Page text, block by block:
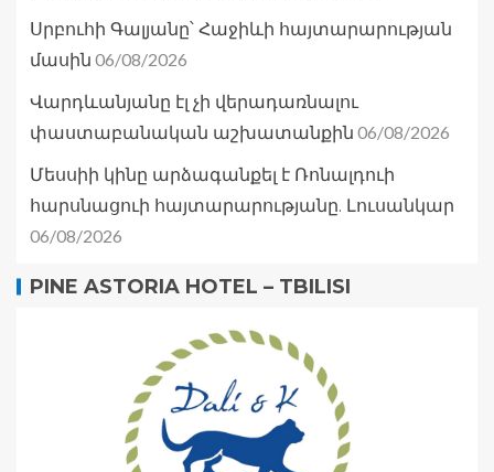
Սրբուհի Գալյանը՝ Հաջիևի հայտարարության
մասին 06/08/2026
Վարդևանյանը էլ չի վերադառնալու
փաստաբանական աշխատանքին 06/08/2026
Մեսսիի կինը արձագանքել է Ռոնալդուի
հարսնացուի հայտարարությանը. Լուսանկար
06/08/2026
PINE ASTORIA HOTEL – TBILISI